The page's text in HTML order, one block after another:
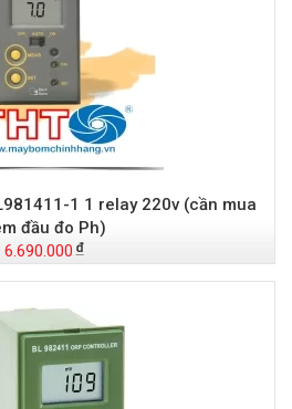
1 1 relay 220v (cần mua
đầu đo Ph)
6.690.000